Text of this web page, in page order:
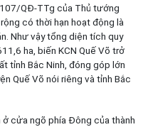
QĐ-TTg của Thủ tướng
có thời hạn hoạt động là
Như vậy tổng diện tích quy
ha, biến KCN Quế Võ trở
tỉnh Bắc Ninh, đóng góp lớn
Quế Võ nói riêng và tỉnh Bắc
ở cửa ngõ phía Đông của thành